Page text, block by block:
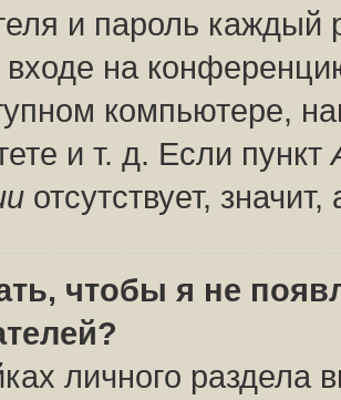
и пароль
входе на
компьютере,
и т. д. Если пункт
отсутствует,
чтобы я не
личного